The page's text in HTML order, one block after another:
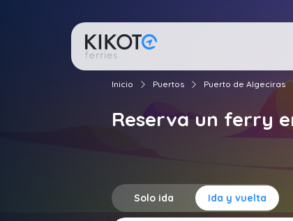
Inicio Puertos Puerto de Algeciras
Reserva un ferry
Solo ida Ida y vuelta